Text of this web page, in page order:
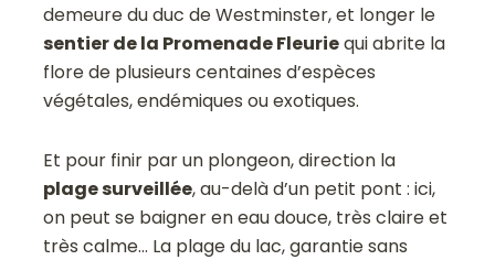
demeure du duc de Westminster, et longer le
sentier de la Promenade Fleuriequi abrite la
flore de plusieurs centaines d’espèces
végétales, endémiques ou exotiques.
Et pour finir par un plongeon, direction la
plage surveillée, au-delà d’un petit pont : ici,
on peut se baigner en eau douce, très claire et
très calme… La plage du lac, garantie sans